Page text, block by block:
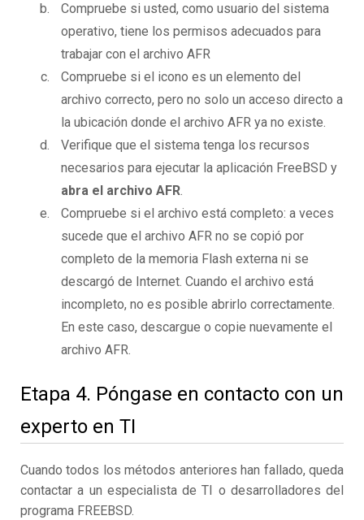
Compruebe si usted, como usuario del sistema
operativo, tiene los permisos adecuados para
trabajar con el archivo AFR
Compruebe si el icono es un elemento del
archivo correcto, pero no solo un acceso directo a
la ubicación donde el archivo AFR ya no existe.
Verifique que el sistema tenga los recursos
necesarios para ejecutar la aplicación FreeBSD y
abra el archivo AFR.
Compruebe si el archivo está completo: a veces
sucede que el archivo AFR no se copió por
completo de la memoria Flash externa ni se
descargó de Internet. Cuando el archivo está
incompleto, no es posible abrirlo correctamente.
En este caso, descargue o copie nuevamente el
archivo AFR.
Etapa 4. Póngase en contacto con un
experto en TI
Cuando todos los métodos anteriores han fallado, queda
contactar a un especialista de TI o desarrolladores del
programa FREEBSD.